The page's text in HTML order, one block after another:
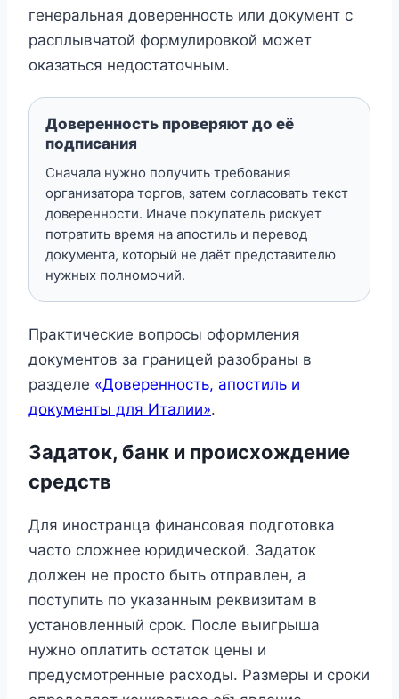
генеральная доверенность или документ с
расплывчатой формулировкой может
оказаться недостаточным.
Доверенность проверяют до её
подписания
Сначала нужно получить требования
организатора торгов, затем согласовать текст
доверенности. Иначе покупатель рискует
потратить время на апостиль и перевод
документа, который не даёт представителю
нужных полномочий.
Практические вопросы оформления
документов за границей разобраны в
разделе «Доверенность, апостиль и
документы для Италии».
Задаток, банк и происхождение
средств
Для иностранца финансовая подготовка
часто сложнее юридической. Задаток
должен не просто быть отправлен, а
поступить по указанным реквизитам в
установленный срок. После выигрыша
нужно оплатить остаток цены и
предусмотренные расходы. Размеры и сроки